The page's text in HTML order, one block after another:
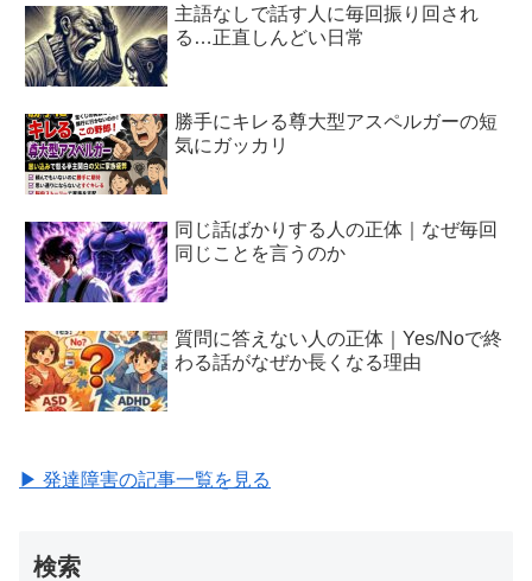
主語なしで話す人に毎回振り回され
る…正直しんどい日常
勝手にキレる尊大型アスペルガーの短
気にガッカリ
同じ話ばかりする人の正体｜なぜ毎回
同じことを言うのか
質問に答えない人の正体｜Yes/Noで終
わる話がなぜか長くなる理由
▶ 発達障害の記事一覧を見る
検索